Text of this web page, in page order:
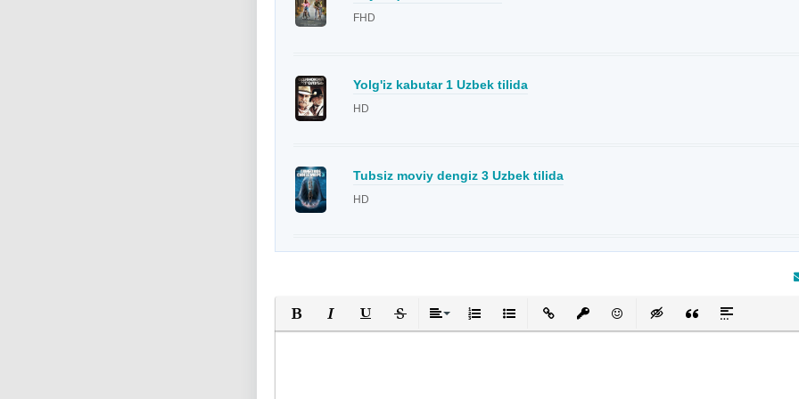
FHD
Yolg'iz kabutar 1 Uzbek tilida
HD
Tubsiz moviy dengiz 3 Uzbek tilida
HD
Полужирный
КурсивПодчеркнутый
ЗачеркнутыйВыравнивание
Нумерованный список
Маркированный список
Вставить ссылку
Вставить защищенную ссылку
Вставить смайлик
Вставка скрытого текста
Вставка цитаты
Вставка